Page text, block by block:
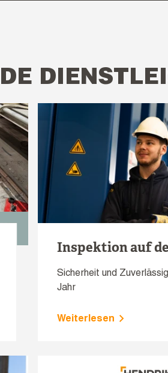
Inspektion auf
Sicherheit und
Jahr
Weiterlesen